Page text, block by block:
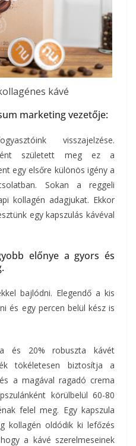
kávé
marketing vezetője:
visszajelzése.
született meg ez a
egy elsőre különös igény a
Sokan a reggeli
kollagén adagjukat. Ekkor
egy kapszulás kávéval
előnye a gyors és
bajlódni. Elegendő a kis
és egy percen belül kész is
és 20% robuszta kávét
tökéletesen biztosítja a
a magával ragadó crema
körülbelül 60-80
felel meg. Egy kapszula
kollagén oldódik ki lefőzés
a kávé szerelmeseinek